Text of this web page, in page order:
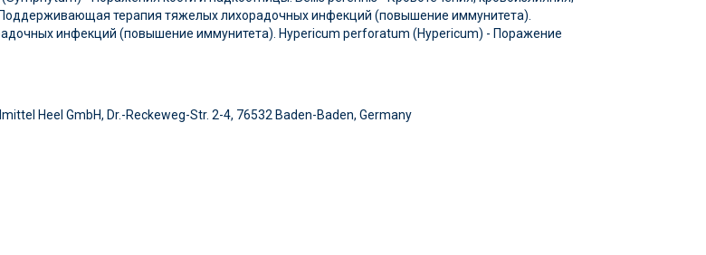
терапия тяжелых лихорадочных инфекций (повышение иммунитета).
инфекций (повышение иммунитета). Hypericum perforatum (Hypericum) - Поражение
Heel GmbH, Dr.-Reckeweg-Str. 2-4, 76532 Baden-Baden, Germany